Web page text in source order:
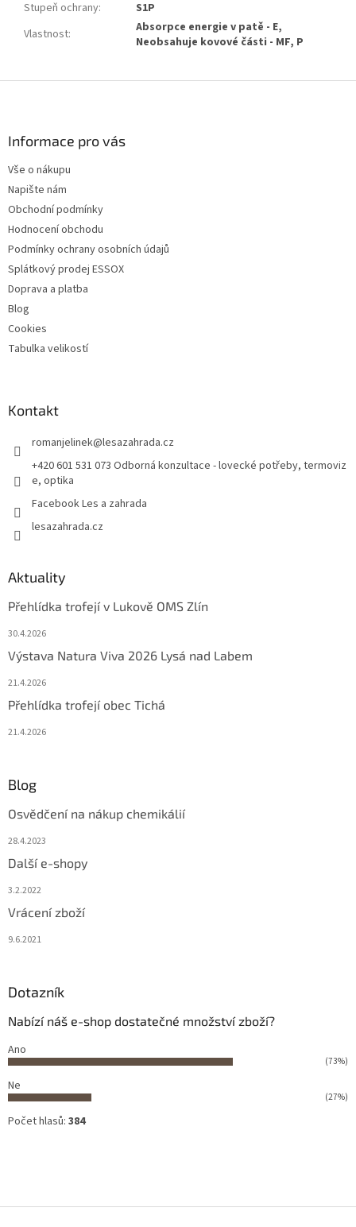
Stupeň ochrany:
S1P
Vlastnost:
Absorpce energie v patě - E,
Neobsahuje kovové části - MF, P
Informace pro vás
Vše o nákupu
Napište nám
Obchodní podmínky
Hodnocení obchodu
Podmínky ochrany osobních údajů
Splátkový prodej ESSOX
Doprava a platba
Blog
Cookies
Tabulka velikostí
Kontakt
romanjelinek@lesazahrada.cz
+420 601 531 073 Odborná konzultace - lovecké potřeby, termoviz
e, optika
Facebook Les a zahrada
lesazahrada.cz
Aktuality
Přehlídka trofejí v Lukově OMS Zlín
30.4.2026
Výstava Natura Viva 2026 Lysá nad Labem
21.4.2026
Přehlídka trofejí obec Tichá
21.4.2026
Blog
Osvědčení na nákup chemikálií
28.4.2023
Další e-shopy
3.2.2022
Vrácení zboží
9.6.2021
Dotazník
Nabízí náš e-shop dostatečné množství zboží?
Ano
(73%)
Ne
(27%)
Počet hlasů: 384